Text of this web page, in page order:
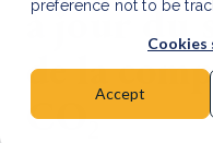
preference not to be
Cookies
Accept
à jour du
de la
CO₂